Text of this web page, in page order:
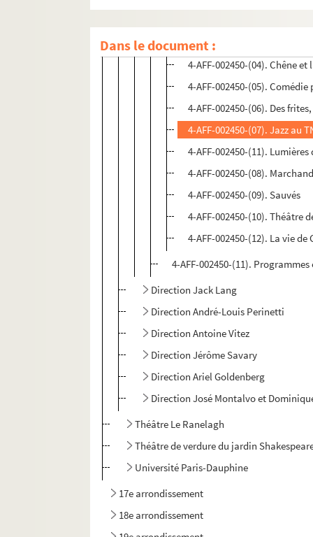
Dans le document :4-AFF-002450-(03). Bella
4-AFF-002450-(04). Chêne
4-AFF-002450-(05).
4-AFF-002450-(06). Des
4-AFF-002450-(07). Jazz au
4-AFF-002450-(11).
4-AFF-002450-(08).
4-AFF-002450-(09). Sauvés
4-AFF-002450-(10). Théâtre
4-AFF-002450-(12). La vie de
4-AFF-002450-(11).
Direction Jack Lang
Direction André-Louis Perinetti
Direction Antoine Vitez
Direction Jérôme Savary
Direction Ariel Goldenberg
Direction José Montalvo et
Théâtre Le Ranelagh
Théâtre de verdure du jardin
Université Paris-Dauphine
17e arrondissement
18e arrondissement